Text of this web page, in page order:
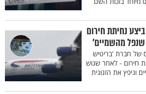
נחיתת חירום
שנפל מהשמיים'
של חברת 'בריטיש
חירום - לאחר שגוש
וניפץ את הזגוגית